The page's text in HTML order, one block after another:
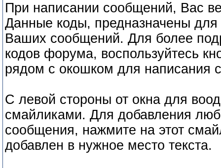
При написании сообщений, Вас
Данные коды, предназначены для
Ваших сообщений. Для более
кодов форума, воспользуйтесь
рядом с окошком для написания
С левой стороны от окна для
смайликами. Для добавления
сообщения, нажмите на этот
добавлен в нужное место текста.